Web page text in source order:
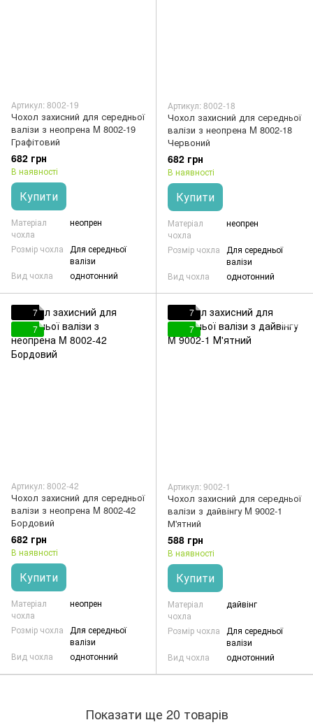
Артикул: 8002-19
Чохол захисний для середньої
валізи з неопрена M 8002-19
Графітовий
682 грн
В наявності
Купити
Матеріал
чохла
неопрен
Розмір чохла
Для середньої
валізи
Вид чохла
однотонний
Артикул: 8002-18
Чохол захисний для середньої
валізи з неопрена M 8002-18
Червоний
682 грн
В наявності
Купити
Матеріал
чохла
неопрен
Розмір чохла
Для середньої
валізи
Вид чохла
однотонний
7
7
Артикул: 8002-42
Чохол захисний для середньої
валізи з неопрена M 8002-42
Бордовий
682 грн
В наявності
Купити
Матеріал
чохла
неопрен
Розмір чохла
Для середньої
валізи
Вид чохла
однотонний
7
7
Артикул: 9002-1
Чохол захисний для середньої
валізи з дайвінгу M 9002-1
М'ятний
588 грн
В наявності
Купити
Матеріал
чохла
дайвінг
Розмір чохла
Для середньої
валізи
Вид чохла
однотонний
Показати ще 20 товарів